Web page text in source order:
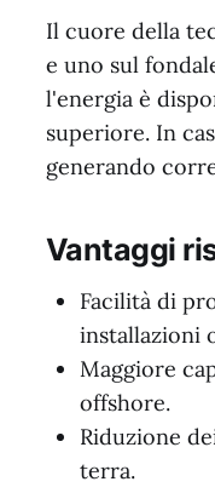
Il cuore della
e uno sul
l'energia è
superiore. In
generando
Vantaggi
Facilità di
installazioni
Maggiore
offshore.
Riduzione
terra.